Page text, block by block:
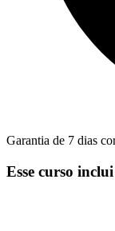
Garantia de 7 dias
Esse curso inclui